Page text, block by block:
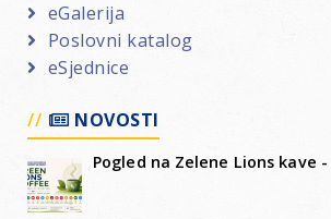
eGalerija
Poslovni katalog
eSjednice
NOVOSTI
Pogled na Zelene Lions kave